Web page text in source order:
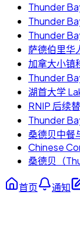
Thunder
Thunder
Thunder
萨德伯里华
加拿大小镇
Thunder
湖首大学
RNIP 后续
Thunder
桑德贝中餐
Chinese
桑德贝（
首页 通知